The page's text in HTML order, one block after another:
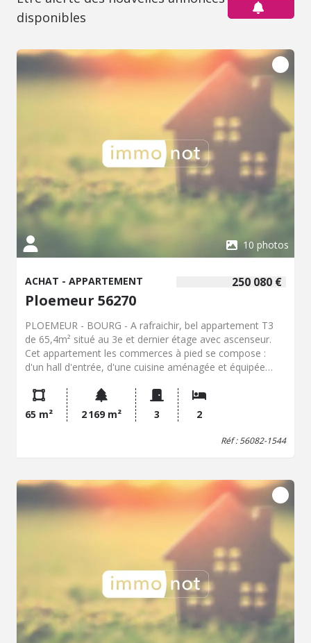
disponibles
10 photos
250 080 €
ACHAT - APPARTEMENT
Ploemeur 56270
PLOEMEUR - BOURG - A rafraichir, bel appartement T3
de 65,4m² situé au 3e et dernier étage avec ascenseur.
Cet appartement les commerces à pied se compose :
d'un hall d'entrée, d'une cuisine aménagée et équipée
dont une avec placard, un WC, d'une salle d'eau. En sus :
un box de garage fermé. Chauff. gaz individuel Charges :
395€/trimestre TF : 1036€
65 m² 2 169 m² 3 2
Réf : 56082-1544